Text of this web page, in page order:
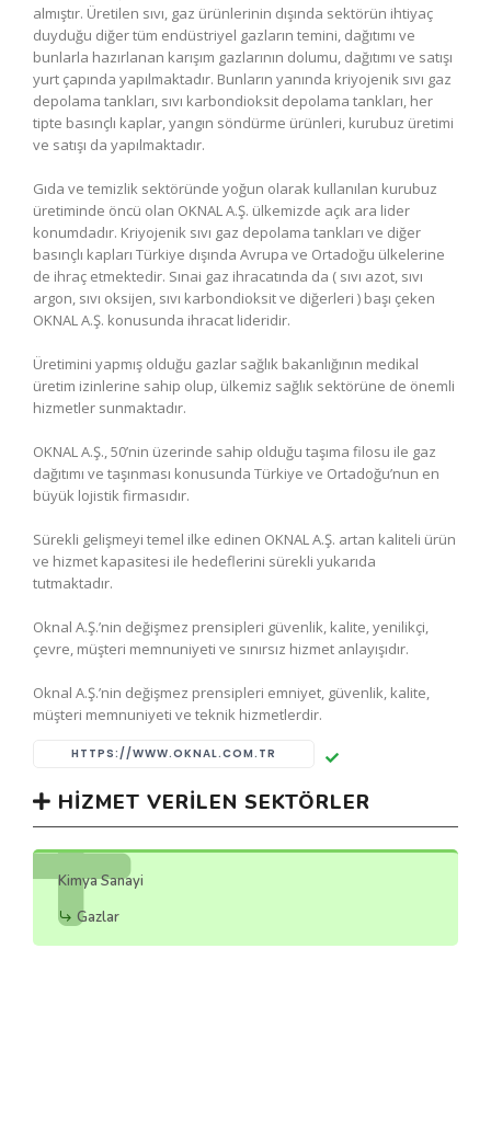
almıştır. Üretilen sıvı, gaz ürünlerinin dışında sektörün ihtiyaç
duyduğu diğer tüm endüstriyel gazların temini, dağıtımı ve
bunlarla hazırlanan karışım gazlarının dolumu, dağıtımı ve satışı
yurt çapında yapılmaktadır. Bunların yanında kriyojenik sıvı gaz
depolama tankları, sıvı karbondioksit depolama tankları, her
tipte basınçlı kaplar, yangın söndürme ürünleri, kurubuz üretimi
ve satışı da yapılmaktadır.
Gıda ve temizlik sektöründe yoğun olarak kullanılan kurubuz
üretiminde öncü olan OKNAL A.Ş. ülkemizde açık ara lider
konumdadır. Kriyojenik sıvı gaz depolama tankları ve diğer
basınçlı kapları Türkiye dışında Avrupa ve Ortadoğu ülkelerine
de ihraç etmektedir. Sınai gaz ihracatında da ( sıvı azot, sıvı
argon, sıvı oksijen, sıvı karbondioksit ve diğerleri ) başı çeken
OKNAL A.Ş. konusunda ihracat lideridir.
Üretimini yapmış olduğu gazlar sağlık bakanlığının medikal
üretim izinlerine sahip olup, ülkemiz sağlık sektörüne de önemli
hizmetler sunmaktadır.
OKNAL A.Ş., 50’nin üzerinde sahip olduğu taşıma filosu ile gaz
dağıtımı ve taşınması konusunda Türkiye ve Ortadoğu’nun en
büyük lojistik firmasıdır.
Sürekli gelişmeyi temel ilke edinen OKNAL A.Ş. artan kaliteli ürün
ve hizmet kapasitesi ile hedeflerini sürekli yukarıda
tutmaktadır.
Oknal A.Ş.’nin değişmez prensipleri güvenlik, kalite, yenilikçi,
çevre, müşteri memnuniyeti ve sınırsız hizmet anlayışıdır.
Oknal A.Ş.’nin değişmez prensipleri emniyet, güvenlik, kalite,
müşteri memnuniyeti ve teknik hizmetlerdir.
HTTPS://WWW.OKNAL.COM.TR
HIZMET VERILEN SEKTÖRLER
Kimya Sanayi
Gazlar